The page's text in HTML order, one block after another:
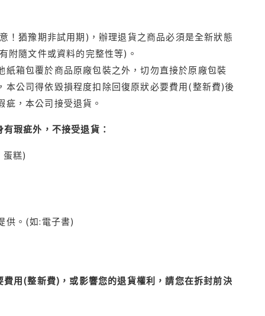
！猶豫期非試用期)，辦理退貨之商品必須是全新狀態
附隨文件或資料的完整性等)。
箱包覆於商品原廠包裝之外，切勿直接於原廠包裝
本公司得依毀損程度扣除回復原狀必要費用(整新費)後
，本公司接受退貨。
瑕疵外，不接受退貨：
蛋糕)
供。(如:電子書)
用(整新費)，或影響您的退貨權利，請您在拆封前決